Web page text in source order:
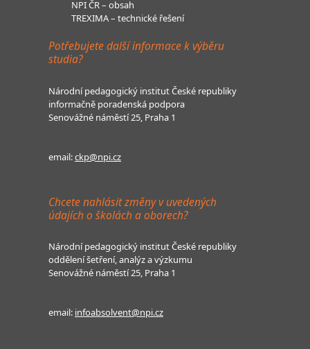
NPI ČR – obsah
TREXIMA – technické řešení
Potřebujete další informace k výběru
studia?
Národní pedagogický institut České republiky
informačně poradenská podpora
Senovážné náměstí 25, Praha 1
email:ckp@npi.cz
Chcete nahlásit změny v uvedených
údajích o školách a oborech?
Národní pedagogický institut České republiky
oddělení šetření, analýz a výzkumu
Senovážné náměstí 25, Praha 1
email: infoabsolvent@npi.cz